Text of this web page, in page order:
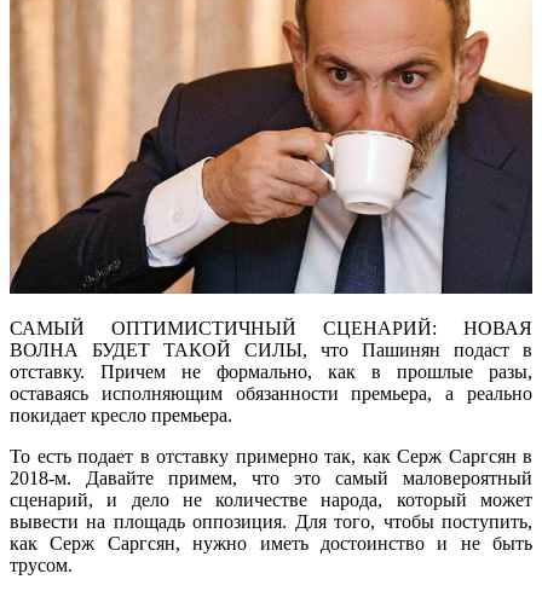
САМЫЙ ОПТИМИСТИЧНЫЙ СЦЕНАРИЙ: НОВАЯ
ВОЛНА БУДЕТ ТАКОЙ СИЛЫ, что Пашинян подаст в
отставку. Причем не формально, как в прошлые разы,
оставаясь исполняющим обязанности премьера, а реально
покидает кресло премьера.
То есть подает в отставку примерно так, как Серж Саргсян в
2018-м. Давайте примем, что это самый маловероятный
сценарий, и дело не количестве народа, который может
вывести на площадь оппозиция. Для того, чтобы поступить,
как Серж Саргсян, нужно иметь достоинство и не быть
трусом.